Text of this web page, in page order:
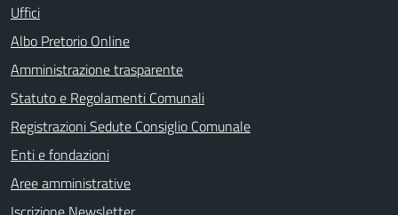
Uffici
Albo Pretorio Online
Amministrazione trasparente
Statuto e Regolamenti Comunali
Registrazioni Sedute Consiglio Comunale
Enti e fondazioni
Aree amministrative